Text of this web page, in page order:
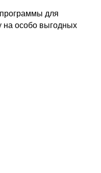
для
на особо выгодных